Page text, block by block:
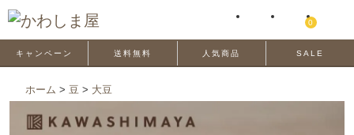
0
キャンペーン 送料無料 人気商品 SALE
ホーム > 豆 > 大豆